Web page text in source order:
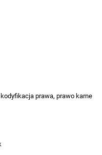
prawa, prawo karne